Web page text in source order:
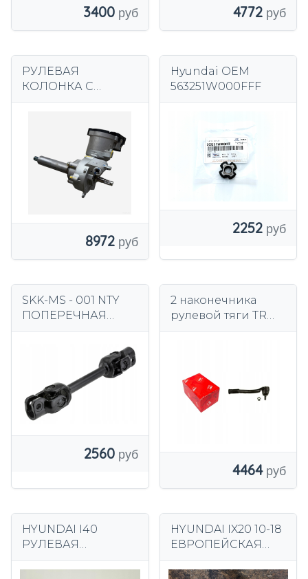
3400 4772
РУЛЕВАЯ
КОЛОНКА С
8972
Hyundai OEM
563251W000FFF
2252
SKK-MS - 001 NTY
ПОПЕРЕЧНАЯ
2560
2 наконечника
рулевой тяги TRW
4464
HYUNDAI I40
РУЛЕВАЯ
HYUNDAI IX20 10-18
ЕВРОПЕЙСКАЯ